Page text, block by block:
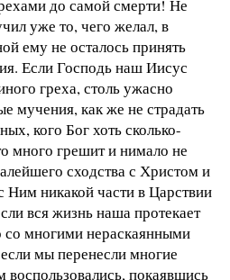
до самой смерти! Не
уже то, чего желал, в
ему не осталось принять
Если Господь наш Иисус
греха, столь ужасно
мучения, как же не страдать
кого Бог хоть сколько-
много грешит и нимало не
сходства с Христом и
Ним никакой части в Царствии
вся жизнь наша протекает
со многими нераскаянными
мы перенесли многие
воспользовались, покаявшись